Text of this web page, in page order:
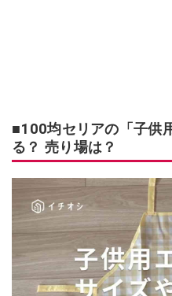
■100均セリアの「子供
る？ 売り場は？